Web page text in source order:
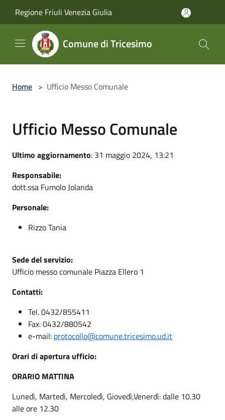
Regione Friuli Venezia Giulia
Comune di Tricesimo
Home > Ufficio Messo Comunale
Ufficio Messo Comunale
Ultimo aggiornamento: 31 maggio 2024, 13:21
Responsabile:
dott.ssa Fumolo Jolanda
Personale:
Rizzo Tania
Sede del servizio:
Ufficio messo comunale Piazza Ellero 1
Contatti:
Tel. 0432/855411
Fax: 0432/880542
e-mail: protocollo@comune.tricesimo.ud.it
Orari di apertura ufficio:
ORARIO MATTINA
Lunedì, Martedì, Mercoledì, Giovedì,Venerdì: dalle 10.30
alle ore 12.30